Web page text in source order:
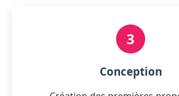
3
Conception